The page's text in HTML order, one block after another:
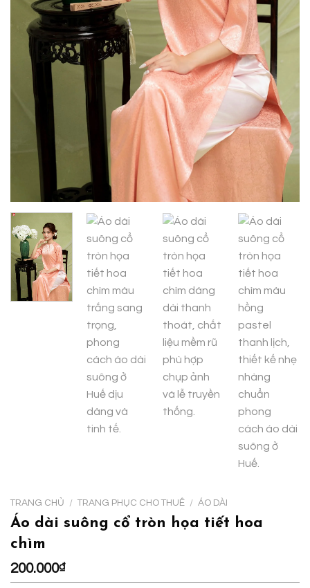
TRANG CHỦ / TRANG PHỤC CHO THUÊ / ÁO DÀI
Áo dài suông cổ tròn họa tiết hoa
chìm
200.000₫